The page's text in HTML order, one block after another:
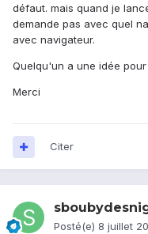
défaut. mais quand je
demande pas avec quel
avec navigateur.
Quelqu'un a une idée
Merci
Citer
Posté(e) 8 juillet